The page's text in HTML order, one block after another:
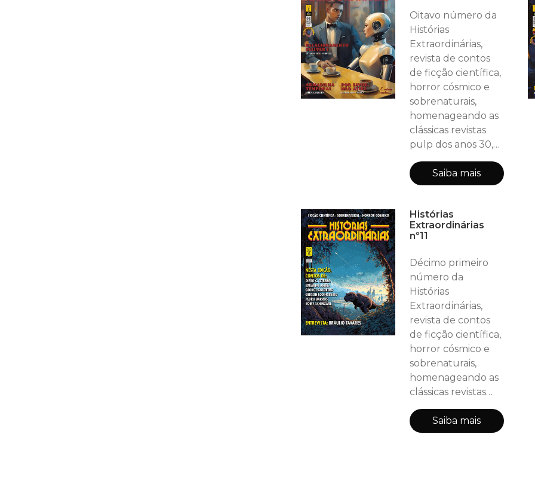
Roberto Rios
DEPARTAMENTO
DE CIÊNCIA:
Telescópio Espacial
James Webb -
Marco Lazzeri
ENTREVISTA:
OCTAVIO ARAGÃO
- Escritor Contos:
AS MOSCAS DE BO
Oitavo número da
Histórias
Extraordinárias,
revista de contos
de ficção científica,
horror cósmico e
sobrenaturais,
homenageando as
clássicas revistas
pulp dos anos 30,
40 e 50! Neste
número (44
páginas, incluindo
RECOMENDA:
Benjamín Labatut -
DEPARTAMENTO
DE CIÊNCIA: Vida, o
Universo e o bóson
de Higgs - Paolo
Fabrizio Pugno
ENTREVISTA:
PROF. DR.
MARCELO ZUFFO -
Profess
Saiba mais
Histórias
Extraordinárias
nº11
Décimo primeiro
número da
Histórias
Extraordinárias,
revista de contos
de ficção científica,
horror cósmico e
sobrenaturais,
homenageando as
clássicas revistas
pulp dos anos 30,
40 e 50! Neste
número (68
Saiba mais